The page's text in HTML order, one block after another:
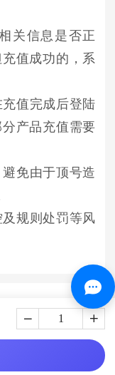
关信息是否正
值成功的，系
值完成后登陆
产品充值需要
免由于顶号造
规则处罚等风